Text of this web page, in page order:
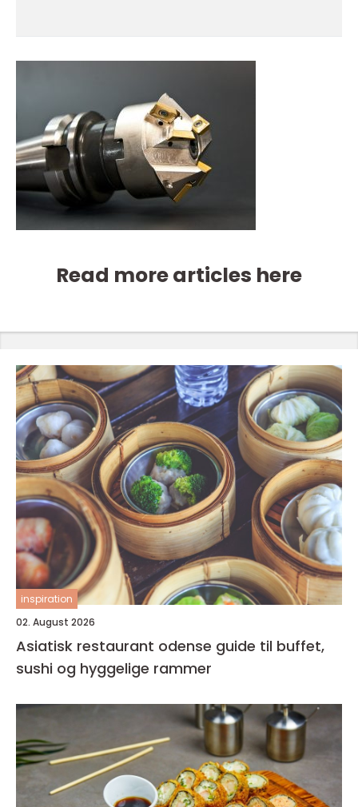
Read more articles here
inspiration
02. August 2026
Asiatisk restaurant odense guide til buffet,
sushi og hyggelige rammer